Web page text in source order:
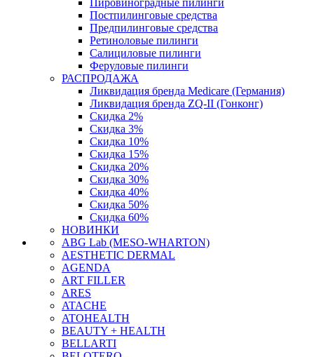
Постпилинговые средства
Предпилинговые средства
Ретиноловые пилинги
Салициловые пилинги
Феруловые пилинги
РАСПРОДАЖА
Ликвидация бренда Medicare (Германия)
Ликвидация бренда ZQ-II (Гонконг)
Скидка 2%
Скидка 3%
Скидка 10%
Скидка 15%
Скидка 20%
Скидка 30%
Скидка 40%
Скидка 50%
Скидка 60%
НОВИНКИ
ABG Lab (MESO-WHARTON)
AESTHETIC DERMAL
AGENDA
ART FILLER
ARES
ATACHE
ATOHEALTH
BEAUTY + HEALTH
BELLARTI